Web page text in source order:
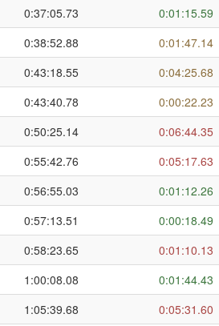
0:37:05.73 0:01:15.59
0:38:52.88 0:01:47.14
0:43:18.55 0:04:25.68
0:43:40.78 0:00:22.23
0:50:25.14 0:06:44.35
0:55:42.76 0:05:17.63
0:56:55.03 0:01:12.26
0:57:13.51 0:00:18.49
0:58:23.65 0:01:10.13
1:00:08.08 0:01:44.43
1:05:39.68 0:05:31.60